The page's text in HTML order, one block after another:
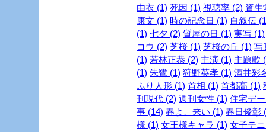
由衣 (1) 死因 (1) 視聴率 (2) 資生
康文 (1) 時の記念日 (1) 自叙伝
(1) 七夕 (2) 質屋の日 (1) 実写 (1)
コウ (2) 芝桜 (1) 芝桜の丘 (1) 写
(1) 若林正恭 (2) 主演 (1) 主題歌
(1) 朱鷺 (1) 狩野英孝 (1) 酒井彩
ふり人形 (1) 首相 (1) 首都高 (1)
刊現代 (2) 週刊女性 (1) 住宅デ
事 (14) 春よ、来い (1) 春日俊彰
様 (1) 女王様キャラ (1) 女子テ